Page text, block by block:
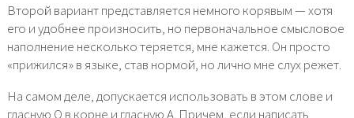
Второй вариант представляется немного корявым — хотя
его и удобнее произносить, но первоначальное смысловое
наполнение несколько теряется, мне кажется. Он просто
«прижился» в языке, став нормой, но лично мне слух режет.
На самом деле, допускается использовать в этом слове и
гласную О в корне и гласную А. Причем, если написать